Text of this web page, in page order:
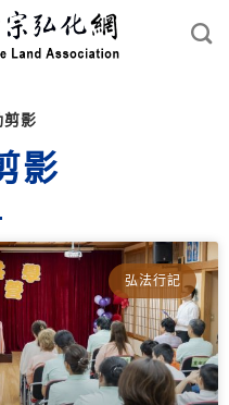
剪影
影
弘法行記